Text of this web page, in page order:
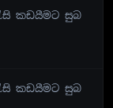
කඩයීමට සුබ
කඩයීමට සුබ